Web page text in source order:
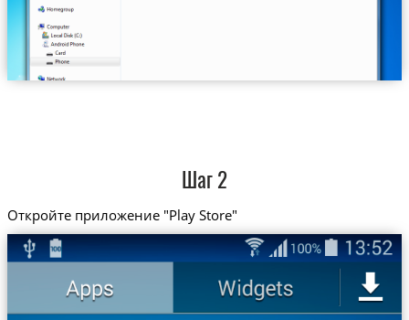
Шаг 2
Откройте приложение "Play Store"